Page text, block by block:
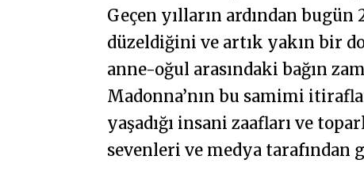
Geçen yılların ardından
düzeldiğini ve artık yakın bir
anne-oğul arasındaki bağın
Madonna’nın bu samimi
yaşadığı insani zaafları ve
sevenleri ve medya tarafından